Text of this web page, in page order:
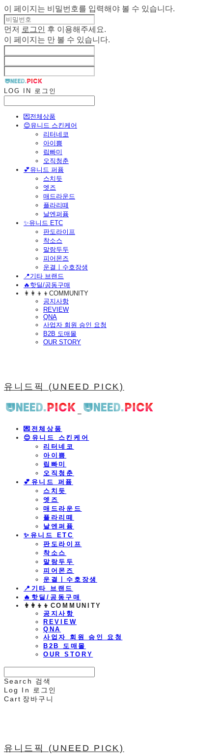
이 페이지는 비밀번호를 입력해야 볼 수 있습니다.
먼저 로그인
후 이용해주세요.
이 페이지는 만 볼 수 있습니다.
LOG IN 로그인
💌전체상품
😊유니드 스킨케어
리터네코
아이쁨
립빠미
오직청춘
💕유니드 퍼퓸
스치듯
엣즈
매드라운드
플라리떼
날엔퍼퓸
​✨유니드 ETC
판도라이프
착소스
말랑두두
피어몬즈
운결ㅣ수호장생
📍기타 브랜드
🔥핫딜/공동구매
👩‍👩‍👦‍👦COMMUNITY
공지사항
REVIEW
QNA
사업자 회원 승인 요청
B2B 도매몰
OUR STORY
유니드픽 (UNEED PICK)
💌전체상품
😊유니드 스킨케어
리터네코
아이쁨
립빠미
오직청춘
💕유니드 퍼퓸
스치듯
엣즈
매드라운드
플라리떼
날엔퍼퓸
​✨유니드 ETC
판도라이프
착소스
말랑두두
피어몬즈
운결ㅣ수호장생
📍기타 브랜드
🔥핫딜/공동구매
👩‍👩‍👦‍👦COMMUNITY
공지사항
REVIEW
QNA
사업자 회원 승인 요청
B2B 도매몰
OUR STORY
Search
검색
Log In
로그인
Cart 장바구니
유니드픽 (UNEED PICK)